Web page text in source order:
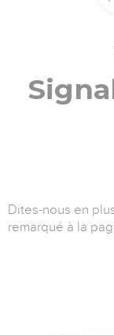
Dites-nous en
remarqué à la